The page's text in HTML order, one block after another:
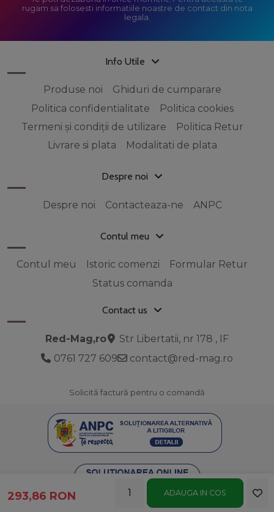
293,86 RON ADAUGA IN COS
rugam sa folosesti informatiile noastre de contact din nota
legala.
Info Utile
Produse noi
Ghiduri de cumparare
Politica confidentialitate
Politica cookies
Termeni și condiții de utilizare
Politica Retur
Livrare si plata
Modalitati de plata
Despre noi
Despre noi Contacteaza-ne ANPC
Contul meu
Contul meu Istoric comenzi
Formular Retur
Status comanda
Contact us
Red-Mag,ro
Str Libertatii, nr 178 , IF
0761 727 609
contact@red-mag.ro
Solicită factură pentru o comandă